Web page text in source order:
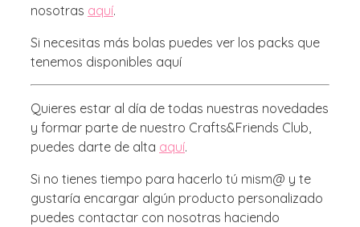
nosotras aquí.
Si necesitas más bolas puedes ver los packs que
tenemos disponibles aquí
Quieres estar al día de todas nuestras novedades
y formar parte de nuestro Crafts&Friends Club,
puedes darte de alta aquí.
Si no tienes tiempo para hacerlo tú mism@ y te
gustaría encargar algún producto personalizado
puedes contactar con nosotras haciendo